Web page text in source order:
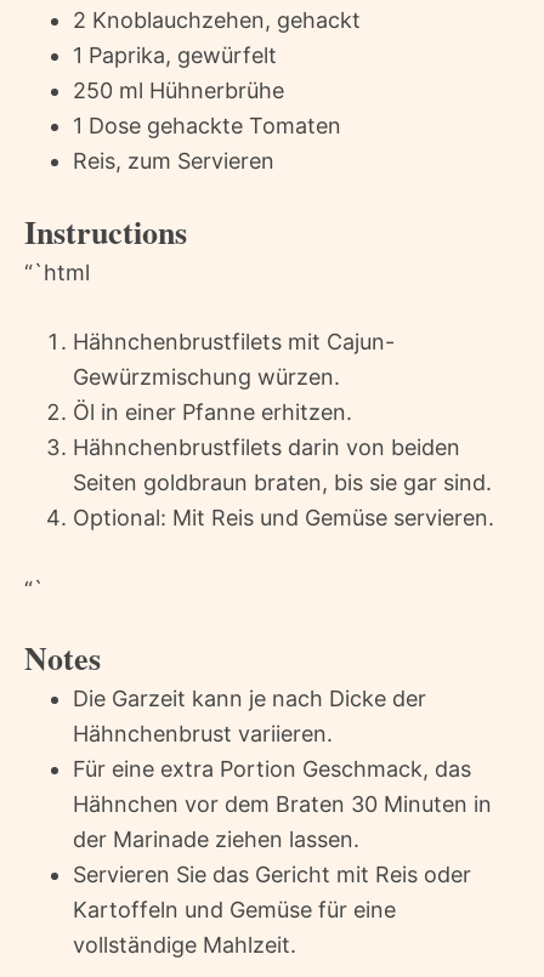
2 Knoblauchzehen, gehackt
1 Paprika, gewürfelt
250 ml Hühnerbrühe
1 Dose gehackte Tomaten
Reis, zum Servieren
Instructions
“`html
Hähnchenbrustfilets mit Cajun-
Gewürzmischung würzen.
Öl in einer Pfanne erhitzen.
Hähnchenbrustfilets darin von beiden
Seiten goldbraun braten, bis sie gar sind.
Optional: Mit Reis und Gemüse servieren.
“`
Notes
Die Garzeit kann je nach Dicke der
Hähnchenbrust variieren.
Für eine extra Portion Geschmack, das
Hähnchen vor dem Braten 30 Minuten in
der Marinade ziehen lassen.
Servieren Sie das Gericht mit Reis oder
Kartoffeln und Gemüse für eine
vollständige Mahlzeit.